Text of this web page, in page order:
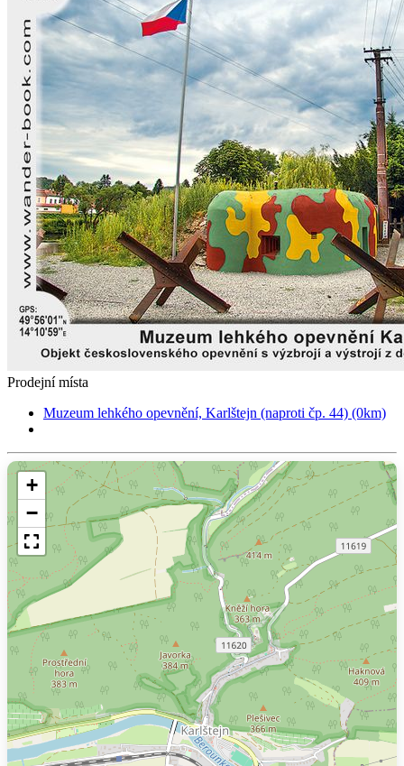
Prodejní místa
Muzeum lehkého opevnění, Karlštejn (naproti čp. 44) (0km)
+
−